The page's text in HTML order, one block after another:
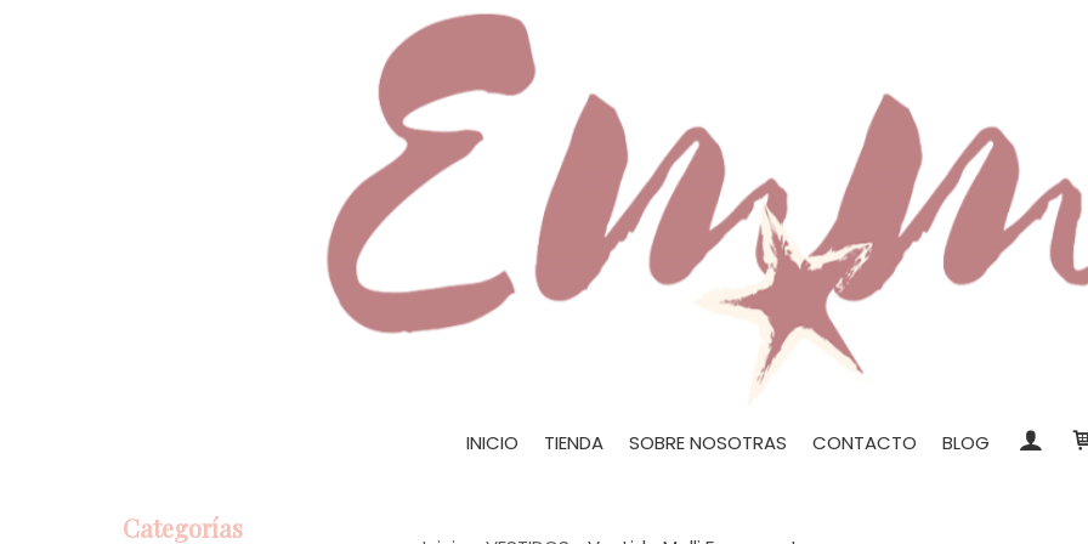
INICIO TIENDA SOBRE NOSOTRAS CONTACTO BLOG
Categorías